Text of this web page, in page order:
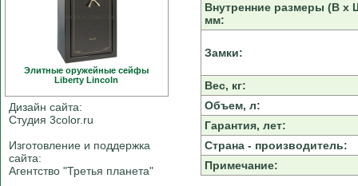
Элитные оружейные сейфы
Liberty Linсoln
Дизайн сайта:
Студия 3color.ru
Изготовление и поддержка
сайта:
Агентство "Третья планета"
Внутренние размеры (В х
мм:
Замки:
Вес, кг:
Объем, л:
Гарантия, лет:
Страна - производитель:
Примечание: